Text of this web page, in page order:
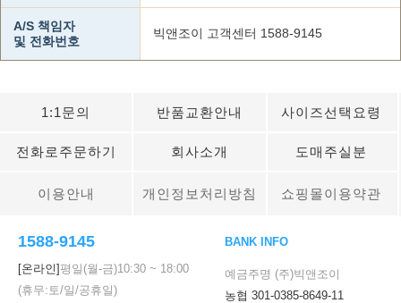
A/S 책임자
및 전화번호
빅앤조이 고객센터 1588-9145
1:1문의 반품교환안내 사이즈선택요령
전화로주문하기 회사소개 도매주실분
이용안내 개인정보처리방침 쇼핑몰이용약관
1588-9145
[온라인] 평일(월-금)10:30 ~ 18:00
(휴무:토/일/공휴일)
BANK INFO
예금주명 (주)빅앤조이
농협 301-0385-8649-11